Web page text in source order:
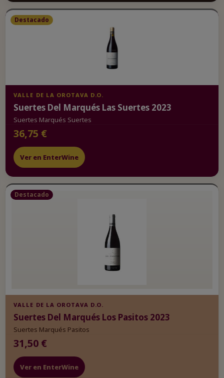
Destacado
VALLE DE LA OROTAVA D.O.
Suertes Del Marqués Las Suertes 2023
Suertes Marqués Suertes
36,75 €
Ver en EnterWine
Destacado
VALLE DE LA OROTAVA D.O.
Suertes Del Marqués Los Pasitos 2023
Suertes Marqués Pasitos
31,50 €
Ver en EnterWine